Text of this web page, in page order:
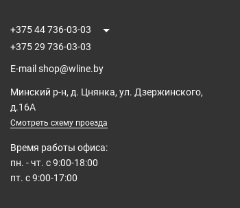
+375 44 736-03-03
+375 29 736-03-03
E-mail shop@wline.by
Минский р-н, д. Цнянка, ул. Дзержинского,
д.16А
Смотреть схему проезда
Время работы офиса:
пн. - чт. с 9:00-18:00
пт. с 9:00-17:00